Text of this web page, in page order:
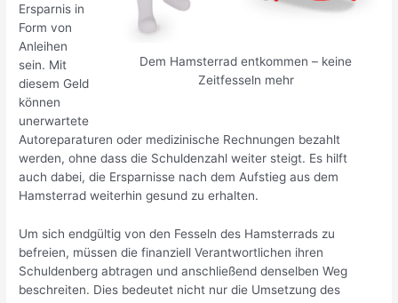
Dem Hamsterrad entkommen – keine
Zeitfesseln mehr
Ersparnis in
Form von
Anleihen
sein. Mit
diesem Geld
können
unerwartete
Autoreparaturen oder medizinische Rechnungen bezahlt
werden, ohne dass die Schuldenzahl weiter steigt. Es hilft
auch dabei, die Ersparnisse nach dem Aufstieg aus dem
Hamsterrad weiterhin gesund zu erhalten.
Um sich endgültig von den Fesseln des Hamsterrads zu
befreien, müssen die finanziell Verantwortlichen ihren
Schuldenberg abtragen und anschließend denselben Weg
beschreiten. Dies bedeutet nicht nur die Umsetzung des